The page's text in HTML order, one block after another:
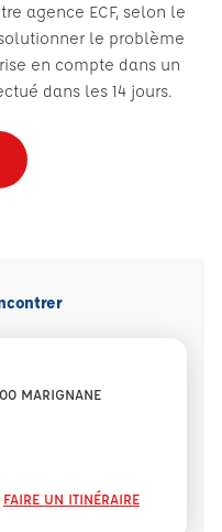
agence ECF, selon le
le problème
en compte dans un
dans les 14 jours.
MARIGNANE
FAIRE UN ITINÉRAIRE